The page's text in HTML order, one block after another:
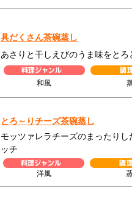
具だくさん茶碗蒸し
あさりと干しえびのうま味をと
和風
とろ～りチーズ茶碗蒸し
モッツァレラチーズのまったり
ッチ
洋風